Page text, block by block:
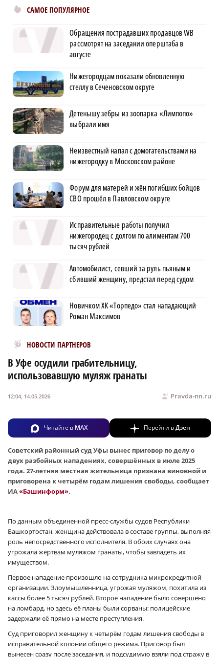
САМОЕ ПОПУЛЯРНОЕ
Обращения пострадавших продавцов WB
рассмотрят на заседании оперштаба в
августе
Нижегородцам показали обновленную
стеллу в Сеченовском округе
Детенышу зебры из зоопарка «Лимпопо»
выбрали имя
Неизвестный напал с домогательствами на
нижегородку в Московском районе
Форум для матерей и жён погибших бойцов
СВО прошёл в Павловском округе
Исправительные работы получил
нижегородец с долгом по алиментам 700
тысяч рублей
Автомобилист, севший за руль пьяным и
сбивший женщину, предстал перед судом
Новичком ХК «Торпедо» стал нападающий
Роман Максимов
НОВОСТИ ПАРТНЕРОВ
Новости МирТесен
В Уфе осудили грабительницу,
использовавшую муляж гранаты
Pravda-nn.ru
12:04, 14.05.2026
Читайте в MAX Перейти вДзен
Советский районный суд Уфы вынес приговор по делу о
двух разбойных нападениях, совершённых в июле 2025
года. 27-летняя местная жительница признана виновной и
приговорена к четырём годам лишения свободы, сообщает
ИА«Башинформ».
По данным объединенной пресс-службы судов Республики
Башкортостан, женщина действовала в составе группы, выполняя
роль непосредственного исполнителя. В обоих случаях она
угрожала жертвам муляжом гранаты, чтобы завладеть их
имуществом.
Первое нападение произошло на сотрудника микрокредитной
организации. Злоумышленница, угрожая муляжом, похитила из
кассы более 5 тысяч рублей. Второе нападение было совершено
на ломбард, но здесь её планы были сорваны: полицейские
задержали её прямо на месте преступления.
Суд приговорил женщину к четырём годам лишения свободы в
исправительной колонии общего режима. Приговор был
вынесен сразу после заседания, и подсудимую взяли под стражу в